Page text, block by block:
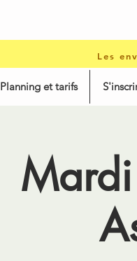
Les
Planning et tarifs